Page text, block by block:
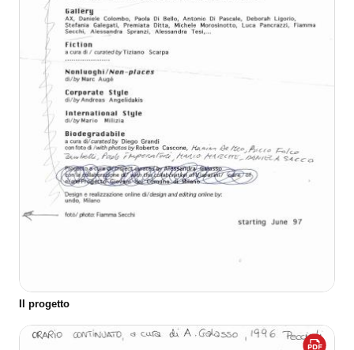
Il progetto